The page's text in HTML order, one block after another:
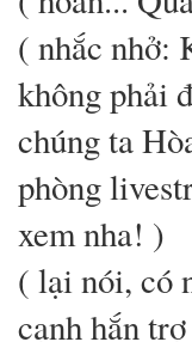
( nhắc nhở:
không phải
chúng ta
phòng
xem nha! )
( lại nói, có
cạnh hắn